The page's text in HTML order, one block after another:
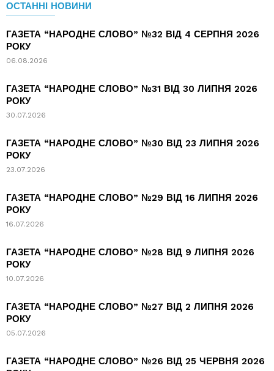
ОСТАННІ НОВИНИ
ГАЗЕТА “НАРОДНЕ СЛОВО” №32 ВІД 4 СЕРПНЯ 2026
РОКУ
06.08.2026
ГАЗЕТА “НАРОДНЕ СЛОВО” №31 ВІД 30 ЛИПНЯ 2026
РОКУ
30.07.2026
ГАЗЕТА “НАРОДНЕ СЛОВО” №30 ВІД 23 ЛИПНЯ 2026
РОКУ
23.07.2026
ГАЗЕТА “НАРОДНЕ СЛОВО” №29 ВІД 16 ЛИПНЯ 2026
РОКУ
16.07.2026
ГАЗЕТА “НАРОДНЕ СЛОВО” №28 ВІД 9 ЛИПНЯ 2026
РОКУ
10.07.2026
ГАЗЕТА “НАРОДНЕ СЛОВО” №27 ВІД 2 ЛИПНЯ 2026
РОКУ
05.07.2026
ГАЗЕТА “НАРОДНЕ СЛОВО” №26 ВІД 25 ЧЕРВНЯ 2026